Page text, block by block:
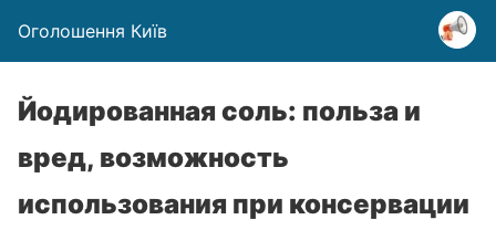
Оголошення Київ
Йодированная соль: польза и
вред, возможность
использования при консервации